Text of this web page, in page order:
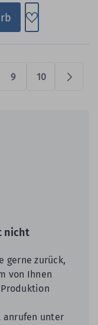
Zum
9 10
nicht
gerne zurück,
von Ihnen
anrufen unter